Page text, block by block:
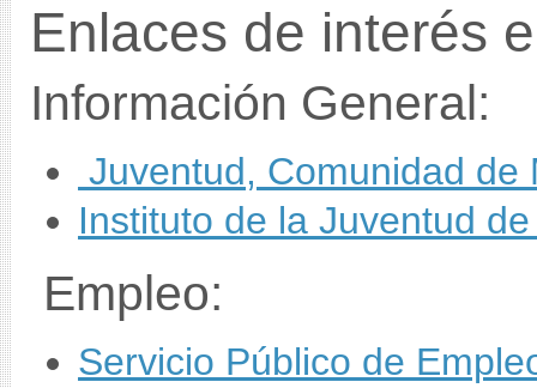
Enlaces de interés
Información General:
Juventud, Comunidad de
Instituto de la Juventud
Empleo:
Servicio Público de